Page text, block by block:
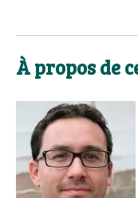
À propos de